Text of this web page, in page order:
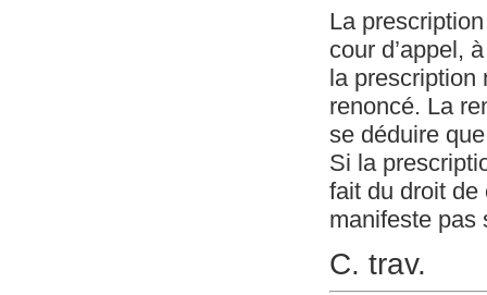
La
cour d’appel,
la prescription
renoncé. La
se déduire
Si la
fait du droit de
manifeste pas
C. trav.